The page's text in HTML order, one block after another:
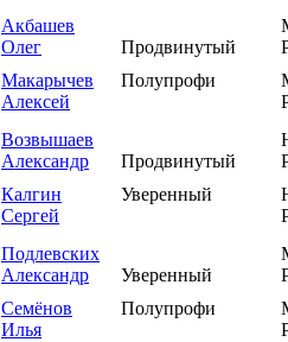
Акбашев
Олег
Макарычев
Алексей
Продвинутый
Полупрофи
Возвышаев
Александр
Калгин
Сергей
Продвинутый
Уверенный
Подлевских
Александр
Семёнов
Илья
Уверенный
Полупрофи